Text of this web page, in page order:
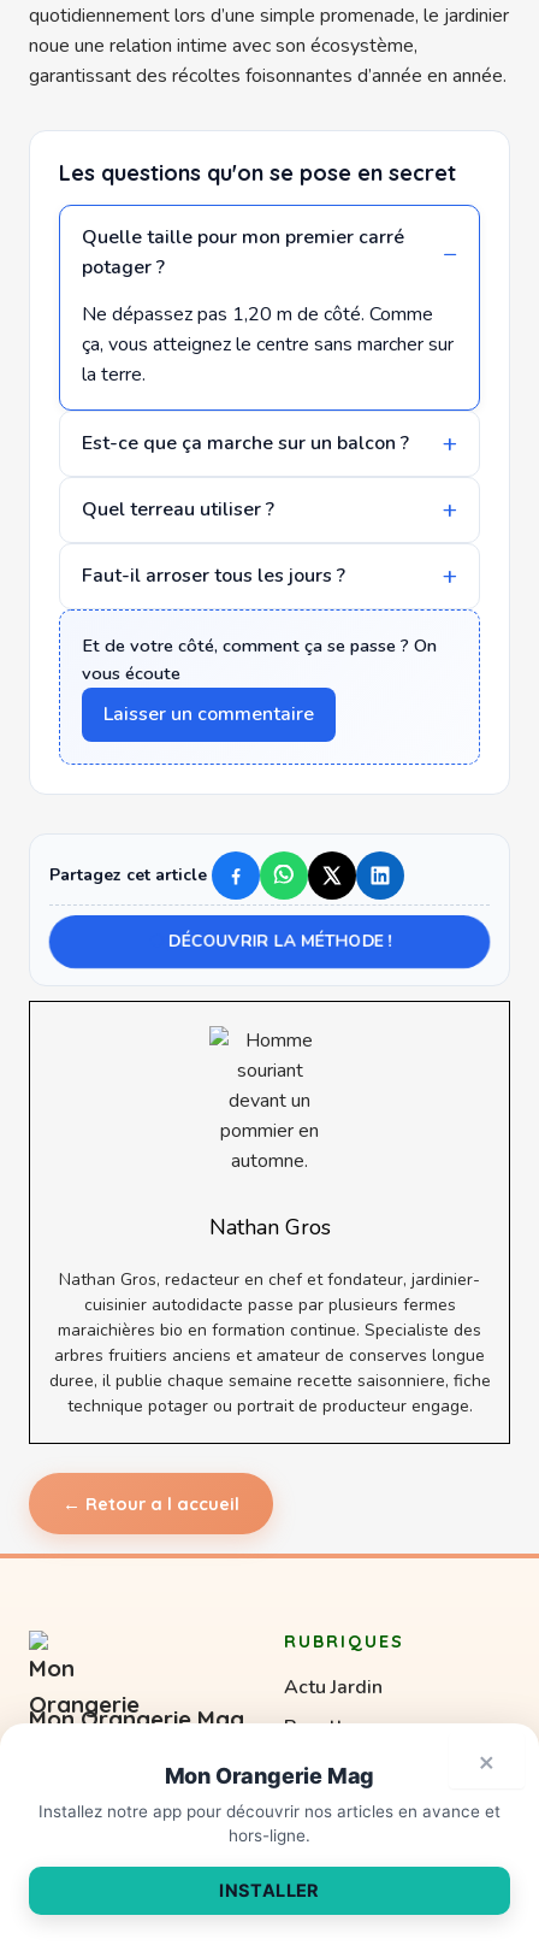
quotidiennement lors d’une simple promenade, le jardinier
noue une relation intime avec son écosystème,
garantissant des récoltes foisonnantes d’année en année.
Les questions qu'on se pose en secret
Quelle taille pour mon premier carré
potager ?
Ne dépassez pas 1,20 m de côté. Comme
ça, vous atteignez le centre sans marcher sur
la terre.
Est-ce que ça marche sur un balcon ?
Quel terreau utiliser ?
Faut-il arroser tous les jours ?
Et de votre côté, comment ça se passe ? On
vous écoute
Laisser un commentaire
Partagez cet article
DÉCOUVRIR LA MÉTHODE !
Nathan Gros
Nathan Gros, redacteur en chef et fondateur, jardinier-
cuisinier autodidacte passe par plusieurs fermes
maraichières bio en formation continue. Specialiste des
arbres fruitiers anciens et amateur de conserves longue
duree, il publie chaque semaine recette saisonniere, fiche
technique potager ou portrait de producteur engage.
← Retour a l accueil
Mon Orangerie Mag
jardin gourmand et du
verger nourricier
indépendant qui partage
RUBRIQUES
Actu Jardin
Recettes
Potager
Verger
Agrumes
Conserves
×
On vous aide à mijoter.
×
Mon Orangerie Mag
Installez notre app pour découvrir nos articles en avance et
hors-ligne.
INSTALLER